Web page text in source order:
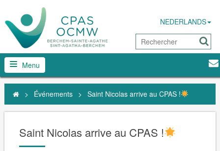
NEDERLANDS
Menu
> Événements > Saint Nicolas arrive au CPAS !
Saint Nicolas arrive au CPAS !